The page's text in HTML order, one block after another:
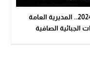
في تقريرها للأنشطة برسم سنة 2024.. المديرية العامة
الجبائية الصافية